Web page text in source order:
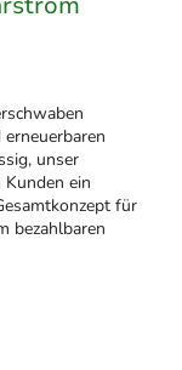
unser
ein
für
bezahlbaren